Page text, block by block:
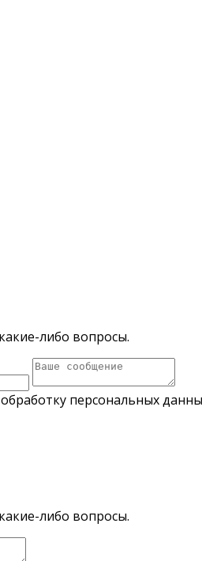
либо вопросы.
персональных
либо вопросы.